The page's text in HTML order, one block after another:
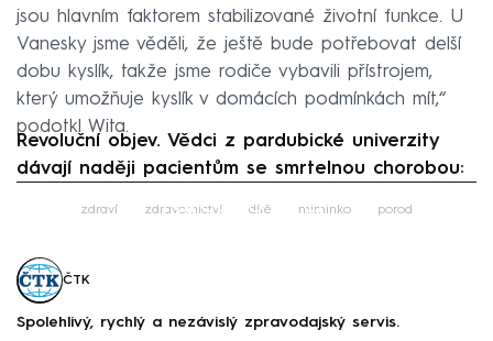
jsou hlavním faktorem stabilizované životní funkce. U
Vanesky jsme věděli, že ještě bude potřebovat delší
dobu kyslík, takže jsme rodiče vybavili přístrojem,
který umožňuje kyslík v domácích podmínkách mít,“
podotkl Wita.
Revoluční objev. Vědci z pardubické univerzity
dávají naději pacientům se smrtelnou chorobou:
Failed to fetch
zdraví zdravotnictví dítě miminko porod
ČTK
Spolehlivý, rychlý a nezávislý zpravodajský servis.